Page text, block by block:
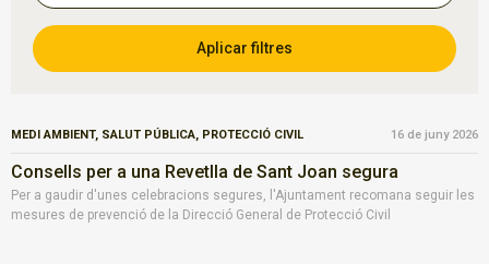
MEDI AMBIENT, SALUT PÚBLICA, PROTECCIÓ CIVIL 16 de juny 2026
Consells per a una Revetlla de Sant Joan segura
Per a gaudir d'unes celebracions segures, l'Ajuntament recomana seguir les
mesures de prevenció de la Direcció General de Protecció Civil